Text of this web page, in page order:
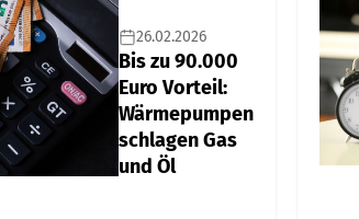
26.02.2026
Bis zu 90.000
Euro Vorteil:
Wärmepumpen
schlagen Gas
und Öl